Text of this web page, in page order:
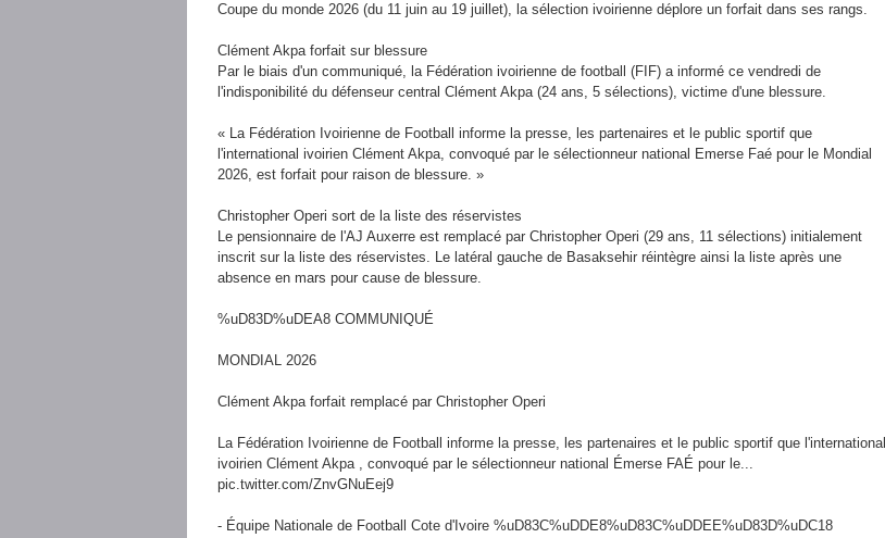
Coupe du monde 2026 (du 11 juin au 19 juillet), la sélection ivoirienne déplore un forfait dans ses rangs.
Clément Akpa forfait sur blessure
Par le biais d'un communiqué, la Fédération ivoirienne de football (FIF) a informé ce vendredi de
l'indisponibilité du défenseur central Clément Akpa (24 ans, 5 sélections), victime d'une blessure.
« La Fédération Ivoirienne de Football informe la presse, les partenaires et le public sportif que
l'international ivoirien Clément Akpa, convoqué par le sélectionneur national Emerse Faé pour le Mondial
2026, est forfait pour raison de blessure. »
Christopher Operi sort de la liste des réservistes
Le pensionnaire de l'AJ Auxerre est remplacé par Christopher Operi (29 ans, 11 sélections) initialement
inscrit sur la liste des réservistes. Le latéral gauche de Basaksehir réintègre ainsi la liste après une
absence en mars pour cause de blessure.
%uD83D%uDEA8 COMMUNIQUÉ
MONDIAL 2026
Clément Akpa forfait remplacé par Christopher Operi
La Fédération Ivoirienne de Football informe la presse, les partenaires et le public sportif que l'international
ivoirien Clément Akpa , convoqué par le sélectionneur national Émerse FAÉ pour le...
pic.twitter.com/ZnvGNuEej9
- Équipe Nationale de Football Cote d'Ivoire %uD83C%uDDE8%uD83C%uDDEE%uD83D%uDC18